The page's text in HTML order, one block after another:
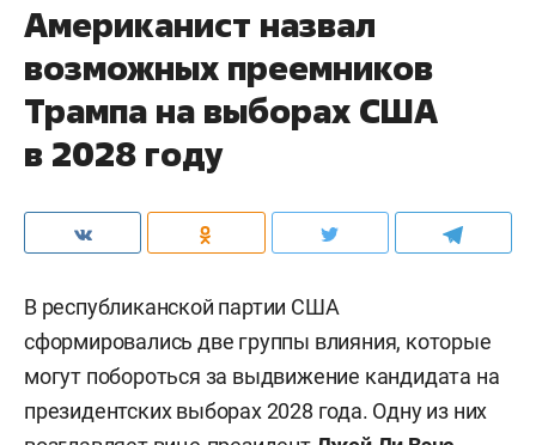
Американист назвал
возможных преемников
Трампа на выборах США
в 2028 году
В республиканской партии США
сформировались две группы влияния, которые
могут побороться за выдвижение кандидата на
президентских выборах 2028 года. Одну из них